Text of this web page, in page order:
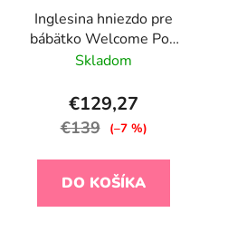
Inglesina hniezdo pre
bábätko Welcome Pod
Delicat Pink
Skladom
€129,27
€139 (–7 %)
DO KOŠÍKA